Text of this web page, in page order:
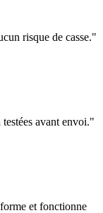
risque de casse."
avant envoi."
et fonctionne